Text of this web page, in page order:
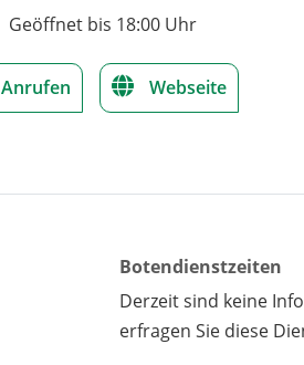
Geöffnet bis 18:00 Uhr
Anrufen Webseite
Botendienstzeiten
Derzeit sind keine
erfragen Sie diese